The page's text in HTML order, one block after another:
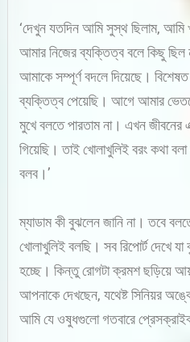
‘দেখুন যতদিন আমি সুস্থ ছিলাম, আমি
আমার নিজের ব্যক্তিত্ব বলে কিছু
আমাকে সম্পূর্ণ বদলে দিয়েছে।
ব্যক্তিত্ব পেয়েছি। আগে আমার
মুখে বলতে পারতাম না। এখন জীবনের
গিয়েছি। তাই খোলাখুলিই বরং কথা
বলব।’
ম্যাডাম কী বুঝলেন জানি না। তবে
খোলাখুলিই বলছি। সব রিপোর্ট দেখে
হচ্ছে। কিন্তু রোগটা ক্রমশ ছড়িয়ে
আপনাকে দেখছেন, যথেষ্ট সিনিয়র
আমি যে ওষুধগুলো গতবারে